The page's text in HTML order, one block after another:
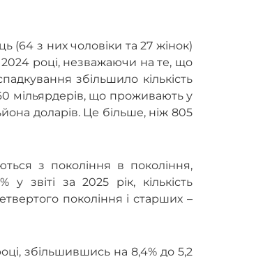
(64 з них чоловіки та 27 жінок)
2024 році, незважаючи на те, що
збільшило кількість
мільярдерів, що проживають у
доларів. Це більше, ніж 805
з покоління в покоління,
звіті за 2025 рік, кількість
покоління і старших –
збільшившись на 8,4% до 5,2